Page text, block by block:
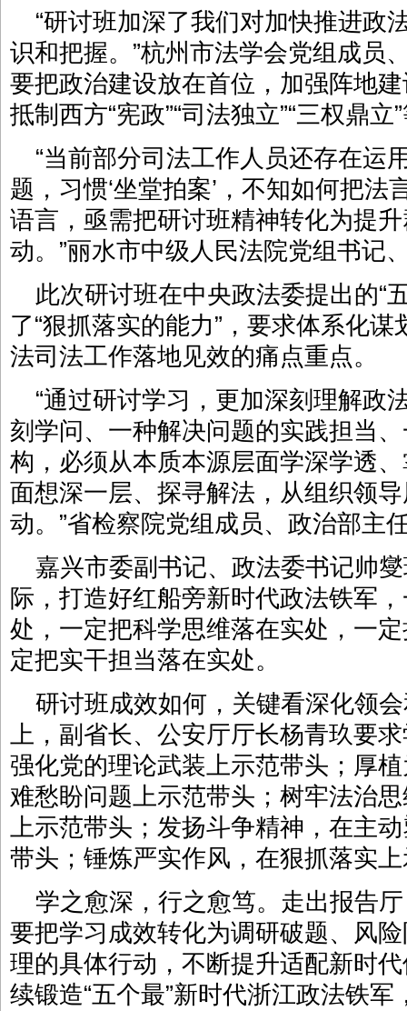
“研讨班加深了我们对加快推进政
识和把握。”杭州市法学会党组成员
要把政治建设放在首位，加强阵地
抵制西方“宪政”“司法独立”“三权鼎立
“当前部分司法工作人员还存在运
题，习惯‘坐堂拍案’，不知如何把
语言，亟需把研讨班精神转化为提
动。”丽水市中级人民法院党组书记
此次研讨班在中央政法委提出的“
了“狠抓落实的能力”，要求体系化
法司法工作落地见效的痛点重点。
“通过研讨学习，更加深刻理解政
刻学问、一种解决问题的实践担当
构，必须从本质本源层面学深学透
面想深一层、探寻解法，从组织领
动。”省检察院党组成员、政治部主
嘉兴市委副书记、政法委书记帅
际，打造好红船旁新时代政法铁军
处，一定把科学思维落在实处，一
定把实干担当落在实处。
研讨班成效如何，关键看深化领
上，副省长、公安厅厅长杨青玖要
强化党的理论武装上示范带头；厚
难愁盼问题上示范带头；树牢法治
上示范带头；发扬斗争精神，在主
带头；锤炼严实作风，在狠抓落实
学之愈深，行之愈笃。走出报告
要把学习成效转化为调研破题、风
理的具体行动，不断提升适配新时
续锻造“五个最”新时代浙江政法铁